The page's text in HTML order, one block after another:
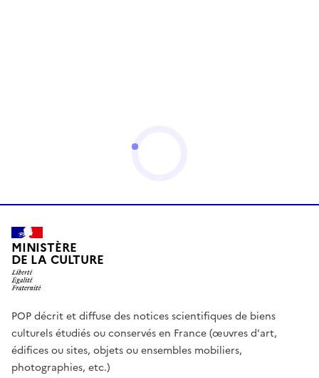
MINISTÈRE
DE LA CULTURE
POP décrit et diffuse des notices scientifiques de biens
culturels étudiés ou conservés en France (œuvres d'art,
édifices ou sites, objets ou ensembles mobiliers,
photographies, etc.)